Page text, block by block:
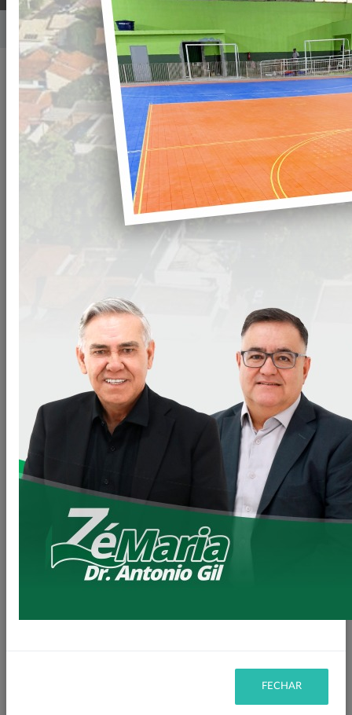
Home Notícias
Publicado em: 15/08/2022 08:06
Compartilhar WHATSAPP
CD-017-22-Contratacao-de-empresa-prestacao-
de-servicos-de-exames-laboratoriais.doc
para
baixar
VOLTAR
LEIA MAIS
11/06/2026 20:00
Secretaria de Planejamento – SEPL
Pavimentação da Estrada do Baú avança com
Deputado Federal Toninho Wandscheer
FECHAR